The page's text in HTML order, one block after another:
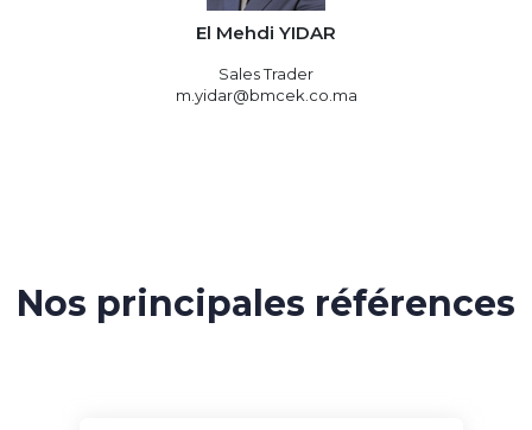
El Mehdi YIDAR
Sales Trader
m.yidar@bmcek.co.ma
Nos principales références